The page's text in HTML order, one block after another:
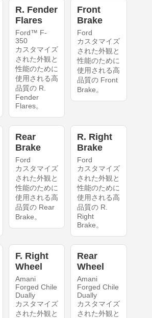
R. Fender
Flares
Ford™ F-
350
カスタマイズ
された外観と
性能のために
使用される高
品質の R.
Fender
Flares。
Front
Brake
Ford
カスタマイズ
された外観と
性能のために
使用される高
品質の Front
Brake。
Rear
Brake
Ford
カスタマイズ
された外観と
性能のために
使用される高
品質の Rear
Brake。
R. Right
Brake
Ford
カスタマイズ
された外観と
性能のために
使用される高
品質の R.
Right
Brake。
F. Right
Wheel
Amani
Forged Chile
Dually
カスタマイズ
された外観と
Rear
Wheel
Amani
Forged Chile
Dually
カスタマイズ
された外観と